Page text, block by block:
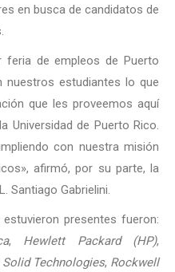
en busca de candidatos de
de empleos de Puerto
nuestros estudiantes lo que
que les proveemos aquí
Universidad de Puerto Rico.
con nuestra misión
afirmó, por su parte, la
Santiago Gabrielini.
presentes fueron:
, Hewlett Packard (HP),
Solid Technologies, Rockwell